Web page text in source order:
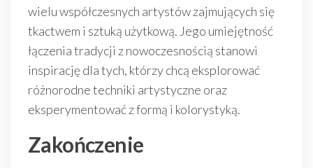
wielu współczesnych artystów zajmujących się
tkactwem i sztuką użytkową. Jego umiejętność
łączenia tradycji z nowoczesnością stanowi
inspirację dla tych, którzy chcą eksplorować
różnorodne techniki artystyczne oraz
eksperymentować z formą i kolorystyką.
Zakończenie